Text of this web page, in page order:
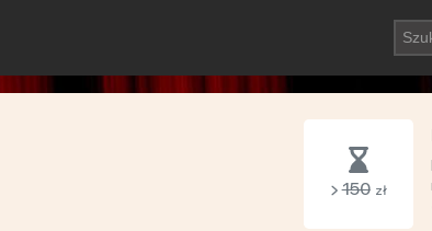
150 zł